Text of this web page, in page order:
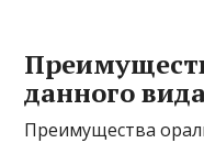
данного
Преимущества